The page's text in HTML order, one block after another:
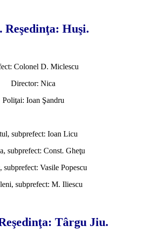
Reşedinţa: Huşi.
Colonel D. Miclescu
Director: Nica
Poliţai: Ioan Şandru
subprefect: Ioan Licu
subprefect: Const. Gheţu
Vasile Popescu
subprefect: M. Iliescu
Târgu Jiu.